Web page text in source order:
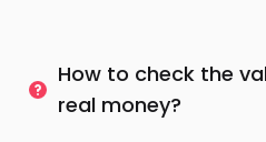
How to check the
real money?